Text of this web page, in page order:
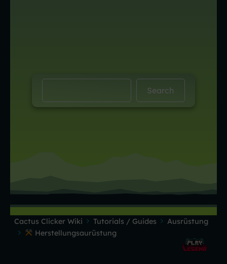
Cactus Clicker Wiki Tutorials / Guides
Ausrüstung
Herstellungsaurüstung